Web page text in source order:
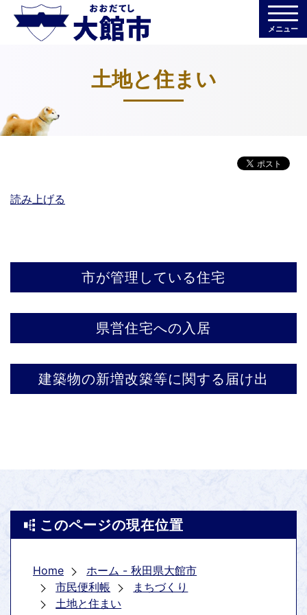
メニュー
土地と住まい
読み上げる
市が管理している住宅
県営住宅への入居
建築物の新増改築等に関する届け出
このページの現在位置
Home
ホーム - 秋田県大館市
市民便利帳
まちづくり
土地と住まい